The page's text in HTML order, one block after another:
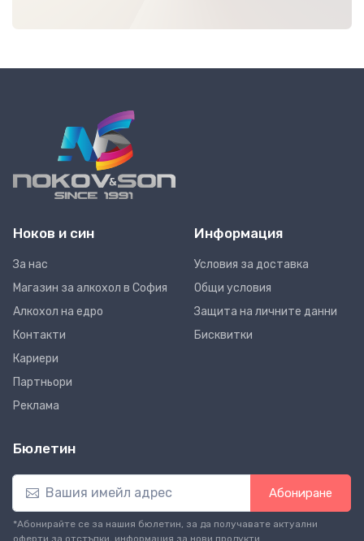
Ноков и син
За нас
Магазин за алкохол в София
Алкохол на едро
Контакти
Кариери
Партньори
Реклама
Информация
Условия за доставка
Общи условия
Защита на личните данни
Бисквитки
Бюлетин
Абониране
*Абонирайте се за нашия бюлетин, за да получавате актуални
оферти за отстъпки, информация за нови продукти.